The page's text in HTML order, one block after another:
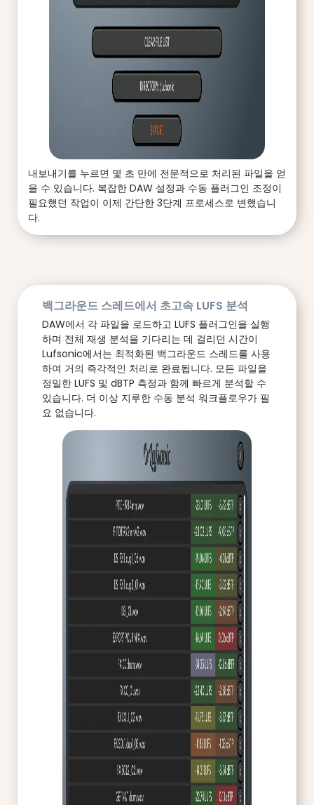
내보내기를 누르면 몇 초 만에 전문적으로 처리된 파일을 얻
을 수 있습니다. 복잡한 DAW 설정과 수동 플러그인 조정이
필요했던 작업이 이제 간단한 3단계 프로세스로 변했습니
다.
백그라운드 스레드에서 초고속 LUFS 분석
DAW에서 각 파일을 로드하고 LUFS 플러그인을 실행
하며 전체 재생 분석을 기다리는 데 걸리던 시간이
Lufsonic에서는 최적화된 백그라운드 스레드를 사용
하여 거의 즉각적인 처리로 완료됩니다. 모든 파일을
정밀한 LUFS 및 dBTP 측정과 함께 빠르게 분석할 수
있습니다. 더 이상 지루한 수동 분석 워크플로우가 필
요 없습니다.